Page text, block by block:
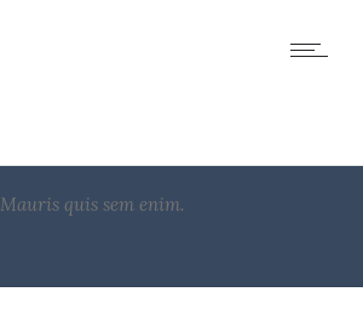
Mauris quis sem enim.